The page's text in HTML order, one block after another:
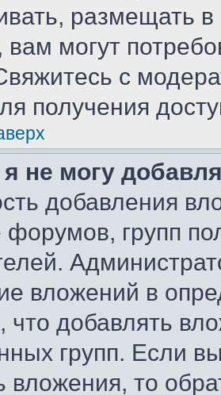
размещать
вам могут
с
получения
не могу
добавления
форумов, групп
вложений в
что добавлять
групп. Если
вложения, то